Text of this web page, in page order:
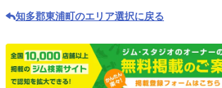
知多郡東浦町のエリア選択に戻る